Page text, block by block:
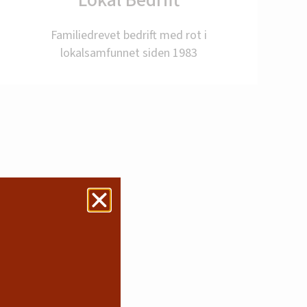
Familiedrevet bedrift med rot i
lokalsamfunnet siden 1983
ferien.